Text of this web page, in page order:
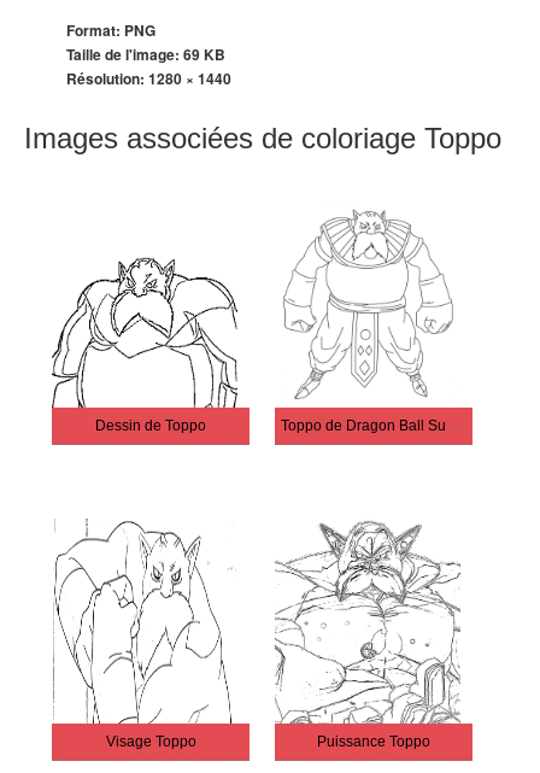
Format: PNG
Taille de l'image: 69 KB
Résolution: 1280 × 1440
Images associées de coloriage Toppo
Dessin de Toppo Toppo de Dragon Ball Super
Visage Toppo Puissance Toppo